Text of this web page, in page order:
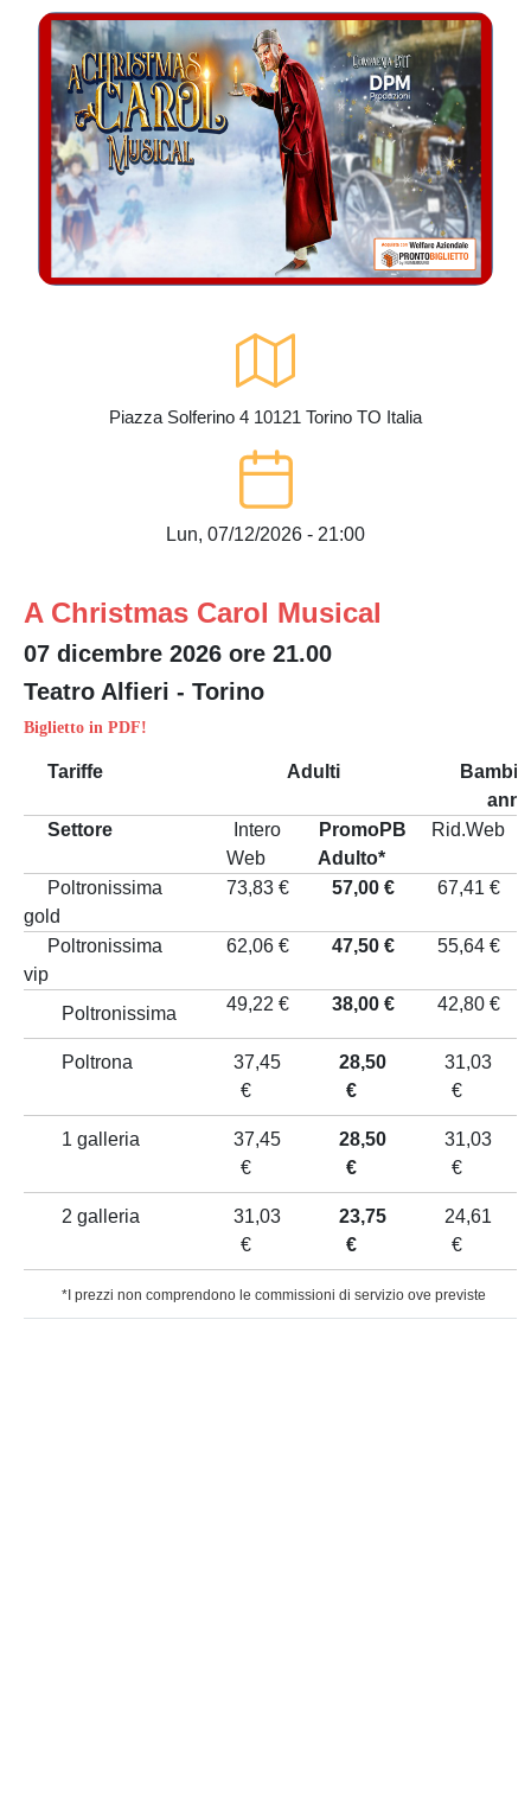
Piazza Solferino 4 10121 Torino TO Italia
Lun, 07/12/2026 - 21:00
A Christmas Carol Musical
07 dicembre 2026 ore 21.00
Teatro Alfieri - Torino
Biglietto in PDF!
Tariffe Adulti
Settore
Intero
Web
PromoPB
Adulto*
Rid.Web
Poltronissima
gold
73,83 € 57,00 € 67,41 €
Poltronissima
vip
62,06 € 47,50 € 55,64 €
Poltronissima 49,22 € 38,00 € 42,80 €
Poltrona
37,45
€
28,50
€
31,03
€
1 galleria
37,45
€
28,50
€
31,03
€
2 galleria
31,03
€
23,75
€
24,61
€
*I prezzi non comprendono le commissioni di servizio ove previste